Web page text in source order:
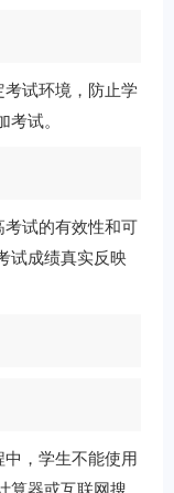
试环境，防止学
试。
试的有效性和可
试成绩真实反映
，学生不能使用
算器或互联网搜